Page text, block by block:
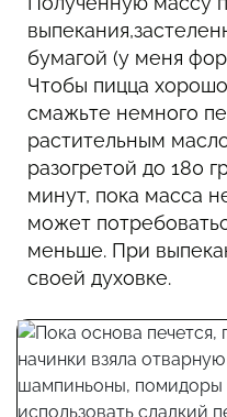
бумагой (у меня
Чтобы пицца
смажьте немного
растительным
разогретой до 180
минут, пока масса
может
меньше. При
своей духовке.